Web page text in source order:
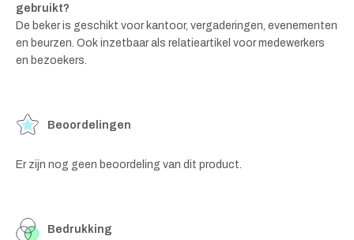
gebruikt?
De beker is geschikt voor kantoor, vergaderingen, evenementen
en beurzen. Ook inzetbaar als relatieartikel voor medewerkers
en bezoekers.
Beoordelingen
Er zijn nog geen beoordeling van dit product.
Bedrukking